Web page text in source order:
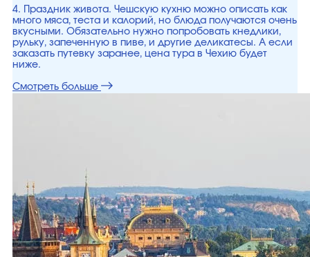
4. Праздник живота. Чешскую кухню можно описать как
много мяса, теста и калорий, но блюда получаются очень
вкусными. Обязательно нужно попробовать кнедлики,
рульку, запеченную в пиве, и другие деликатесы. А если
заказать путевку заранее, цена тура в Чехию будет
ниже.
Смотреть больше